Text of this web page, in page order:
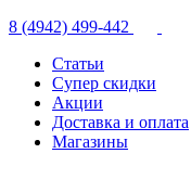
8 (4942) 499-442
Статьи
Супер скидки
Акции
Доставка и оплата
Магазины